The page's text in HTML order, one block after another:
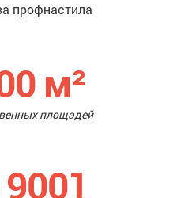
профнастила
м²
площадей